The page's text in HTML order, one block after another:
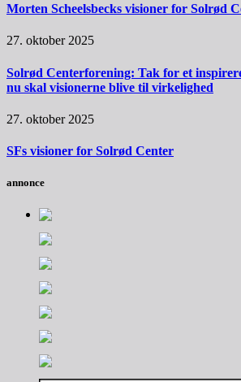
Morten Scheelsbecks visioner for Solrød
27. oktober 2025
Solrød Centerforening: Tak for et
nu skal visionerne blive til virkelighed
27. oktober 2025
SFs visioner for Solrød Center
annonce